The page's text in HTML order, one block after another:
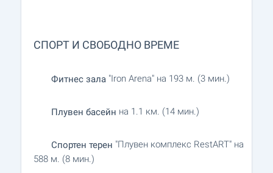
СПОРТ И СВОБОДНО ВРЕМЕ
Фитнес зала "Iron Arena" на 193 м. (3 мин.)
Плувен басейн на 1.1 км. (14 мин.)
Спортен терен "Плувен комплекс RestART" на
588 м. (8 мин.)